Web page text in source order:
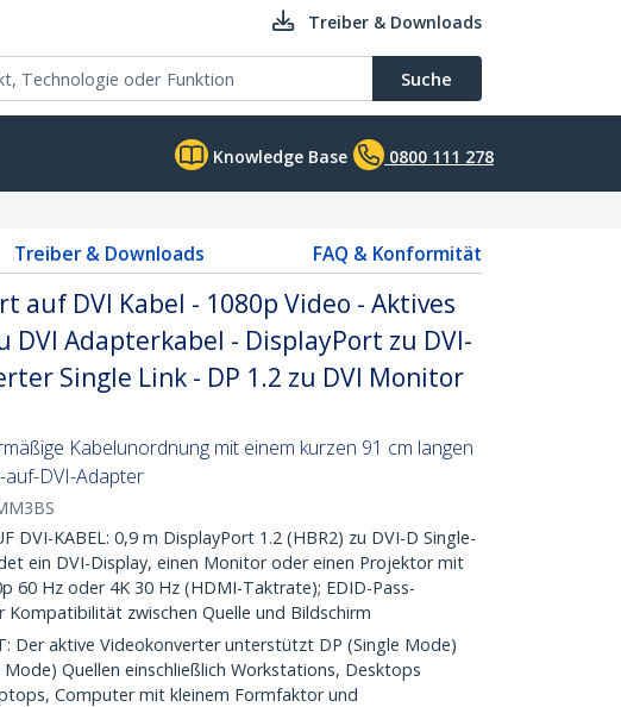
Treiber & Downloads
Suche
Knowledge Base 0800 111 278
Treiber & Downloads FAQ & Konformität
auf DVI Kabel - 1080p Video - Aktives
DVI Adapterkabel - DisplayPort zu DVI-
Single Link - DP 1.2 zu DVI Monitor
Kabelunordnung mit einem kurzen 91 cm langen
auf-DVI-Adapter
DVI-KABEL: 0,9 m DisplayPort 1.2 (HBR2) zu DVI-D Single-
ein DVI-Display, einen Monitor oder einen Projektor mit
60 Hz oder 4K 30 Hz (HDMI-Taktrate); EDID-Pass-
zwischen Quelle und Bildschirm
Der aktive Videokonverter unterstützt DP (Single Mode)
Quellen einschließlich Workstations, Desktops
Computer mit kleinem Formfaktor und